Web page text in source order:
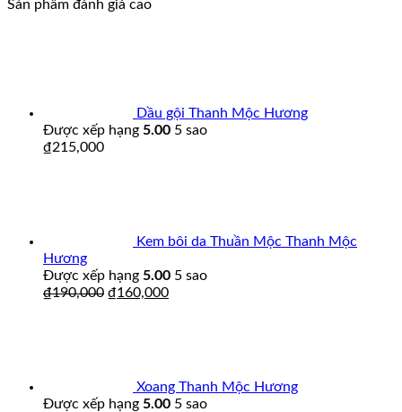
Sản phẩm đánh giá cao
Dầu gội Thanh Mộc Hương
Được xếp hạng 5.00 5 sao
₫215,000
Kem bôi da Thuần Mộc Thanh Mộc
Hương
Được xếp hạng 5.00 5 sao
₫190,000 ₫160,000
Xoang Thanh Mộc Hương
Được xếp hạng 5.00 5 sao